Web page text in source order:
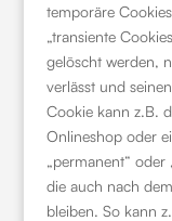
temporäre
„transiente
gelöscht werden,
verlässt und
Cookie kann z.B.
Onlineshop oder
„permanent“ oder
die auch nach
bleiben. So kann